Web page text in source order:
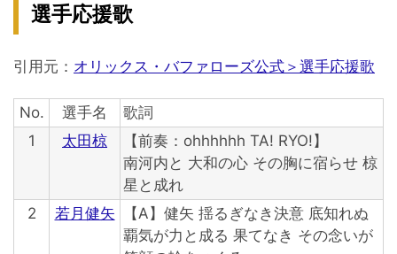
選手応援歌
引用元： オリックス・バファローズ公式＞選手応援歌
No. 選手名
歌詞
1
太田椋
【前奏：ohhhhhh TA! RYO!】
南河内と 大和の心 その胸に宿らせ 椋
星と成れ
2
若月健矢
【A】健矢 揺るぎなき決意 底知れぬ
覇気が力と成る 果てなき その念いが